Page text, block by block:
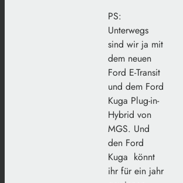
PS:
Unterwegs
sind wir ja mit
dem neuen
Ford E-Transit
und dem Ford
Kuga Plug-in-
Hybrid von
MGS. Und
den Ford
Kuga könnt
ihr für ein jahr